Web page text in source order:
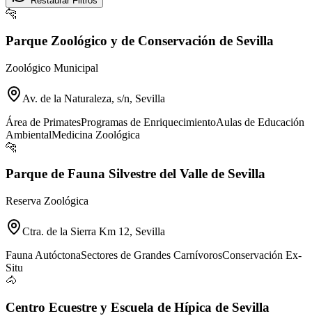
🐆
Parque Zoológico y de Conservación de Sevilla
Zoológico Municipal
Av. de la Naturaleza, s/n, Sevilla
Área de PrimatesProgramas de EnriquecimientoAulas de Educación
AmbientalMedicina Zoológica
🐆
Parque de Fauna Silvestre del Valle de Sevilla
Reserva Zoológica
Ctra. de la Sierra Km 12, Sevilla
Fauna AutóctonaSectores de Grandes CarnívorosConservación Ex-
Situ
🐴
Centro Ecuestre y Escuela de Hípica de Sevilla